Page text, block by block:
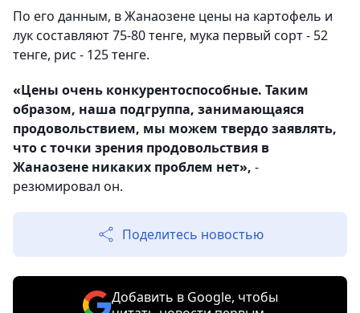
По его данным, в Жанаозене цены на картофель и
лук составляют 75-80 тенге, мука первый сорт - 52
тенге, рис - 125 тенге.
«Цены очень конкурентоспособные. Таким
образом, наша подгруппа, занимающаяся
продовольствием, мы можем твердо заявлять,
что с точки зрения продовольствия в
Жанаозене никаких проблем нет», -
резюмировал он.
Поделитесь новостью
Добавить в Google, чтобы